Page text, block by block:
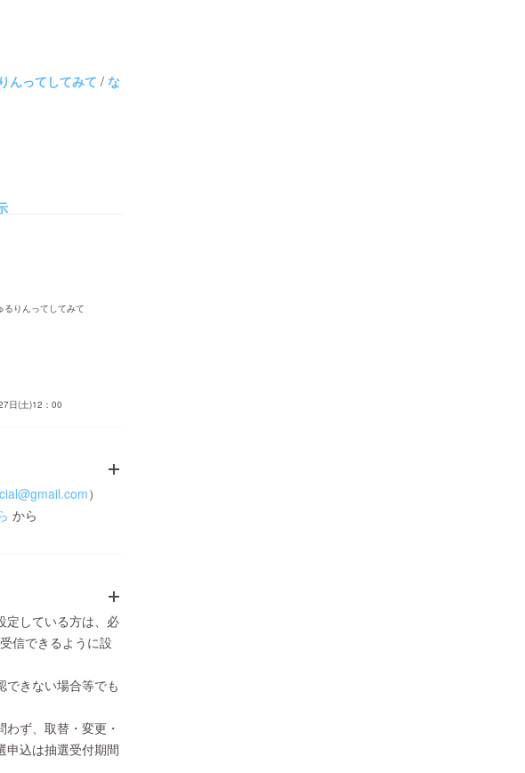
んってしてみて / な
るりんってしてみて
：00
）
から
定している方は、必
信できるように設
できない場合等でも
ず、取替・変更・
申込は抽選受付期間